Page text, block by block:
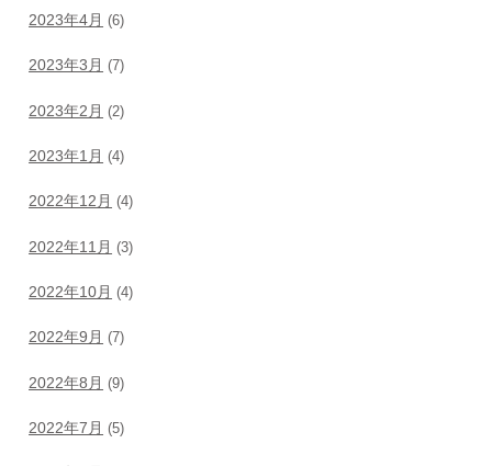
2023年4月 (6)
2023年3月 (7)
2023年2月 (2)
2023年1月 (4)
2022年12月 (4)
2022年11月 (3)
2022年10月 (4)
2022年9月 (7)
2022年8月 (9)
2022年7月 (5)